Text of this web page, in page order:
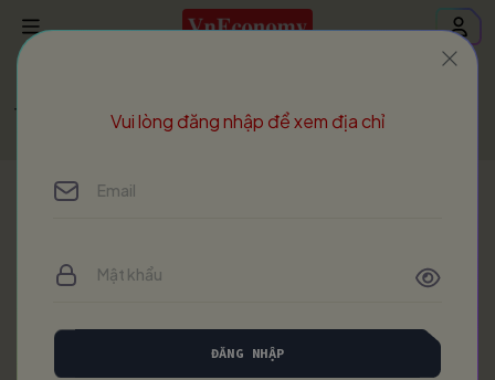
Trang chủ Ứng dụng AI Askonomy - Nâng cao
Vui lòng đăng nhập để xem địa chỉ
ĐĂNG NHẬP